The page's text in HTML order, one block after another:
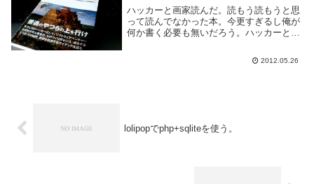
ハッカーと画家読んだ。読もう読もうと思
って読んでなかった本。今更すぎるし俺が
何か書く必要も無いだろう。ハッカーとあ
のベンチャーとは何か、これから何をすべ
2012.05.26
lolipopでphp+sqliteを使う。